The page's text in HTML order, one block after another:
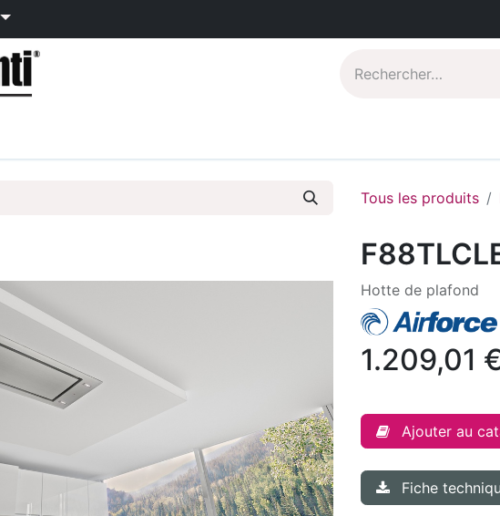
Tous les produits
Hotte de plafond
1.209,01
Ajouter au
Fiche